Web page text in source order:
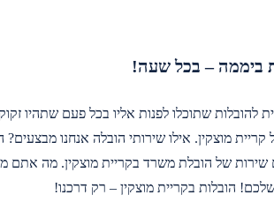
להובלות שתוכלו לפנות אליו בכל פעם שתהיו
מוצקין. אילו שירותי הובלה אנחנו
שירות של הובלת משרד בקריית מוצקין. מה אתם
הובלות בקריית מוצקין – רק דרכנו!